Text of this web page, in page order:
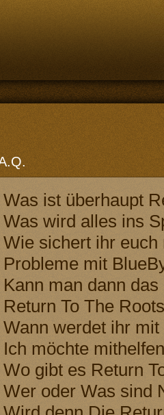
Was ist überhaupt
Was wird alles ins
Wie sichert ihr
Probleme mit
Kann man dann
Return To The
Wann werdet ihr
Ich möchte
Wo gibt es Return
Wer oder Was sind